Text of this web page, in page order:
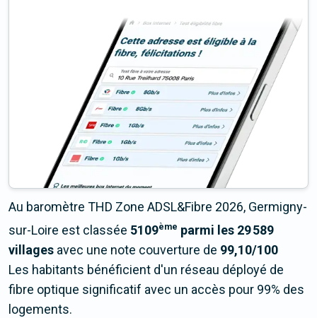
Au baromètre THD Zone ADSL&Fibre 2026, Germigny-
sur-Loire est classée 5109ème parmi les 29 589
villages avec une note couverture de 99,10/100
Les habitants bénéficient d'un réseau déployé de
fibre optique significatif avec un accès pour 99% des
logements.